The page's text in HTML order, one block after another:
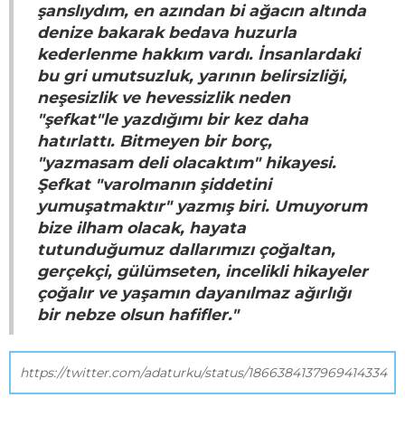
şanslıydım, en azından bi ağacın altında
denize bakarak bedava huzurla
kederlenme hakkım vardı. İnsanlardaki
bu gri umutsuzluk, yarının belirsizliği,
neşesizlik ve hevessizlik neden
"şefkat"le yazdığımı bir kez daha
hatırlattı. Bitmeyen bir borç,
"yazmasam deli olacaktım" hikayesi.
Şefkat "varolmanın şiddetini
yumuşatmaktır" yazmış biri. Umuyorum
bize ilham olacak, hayata
tutunduğumuz dallarımızı çoğaltan,
gerçekçi, gülümseten, incelikli hikayeler
çoğalır ve yaşamın dayanılmaz ağırlığı
bir nebze olsun hafifler."
https://twitter.com/adaturku/status/1866384137969414334